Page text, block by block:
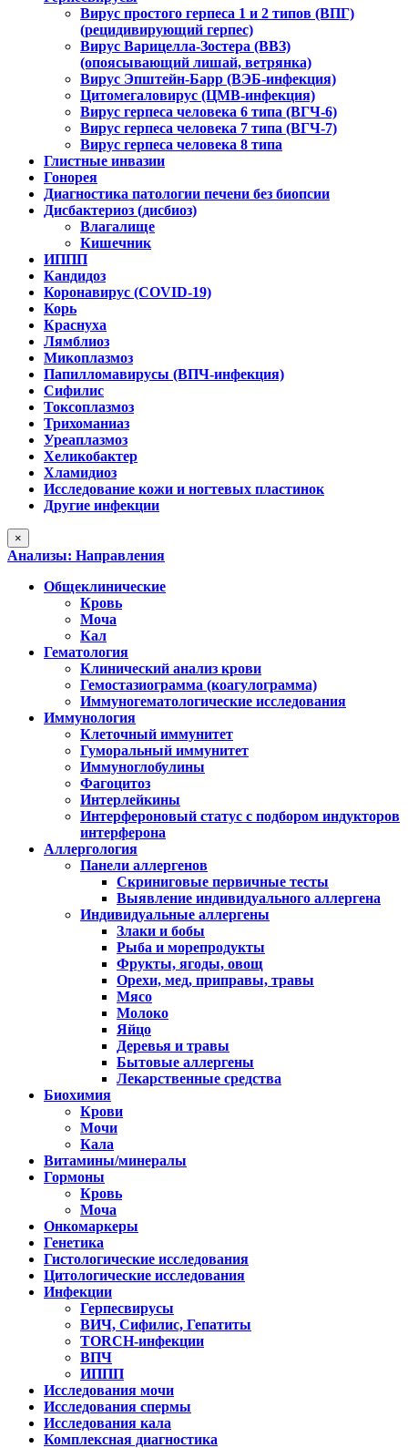
Вирус простого герпеса 1 и 2 типов (ВПГ)
(рецидивирующий герпес)
Вирус Варицелла-Зостера (ВВЗ)
(опоясывающий лишай, ветрянка)
Вирус Эпштейн-Барр (ВЭБ-инфекция)
Цитомегаловирус (ЦМВ-инфекция)
Вирус герпеса человека 6 типа (ВГЧ-6)
Вирус герпеса человека 7 типа (ВГЧ-7)
Вирус герпеса человека 8 типа
Глистные инвазии
Гонорея
Диагностика патологии печени без биопсии
Дисбактериоз (дисбиоз)
Влагалище
Кишечник
ИППП
Кандидоз
Коронавирус (COVID-19)
Корь
Краснуха
Лямблиоз
Микоплазмоз
Папилломавирусы (ВПЧ-инфекция)
Сифилис
Токсоплазмоз
Трихоманиаз
Уреаплазмоз
Хеликобактер
Хламидиоз
Исследование кожи и ногтевых пластинок
Другие инфекции
×
Анализы: Направления
Общеклинические
Кровь
Моча
Кал
Гематология
Клинический анализ крови
Гемостазиограмма (коагулограмма)
Иммуногематологические исследования
Иммунология
Клеточный иммунитет
Гуморальный иммунитет
Иммуноглобулины
Фагоцитоз
Интерлейкины
Интерфероновый статус с подбором индукторов
интерферона
Аллергология
Панели аллергенов
Скриниговые первичные тесты
Выявление индивидуального аллергена
Индивидуальные аллергены
Злаки и бобы
Рыба и морепродукты
Фрукты, ягоды, овощ
Орехи, мед, приправы, травы
Мясо
Молоко
Яйцо
Деревья и травы
Бытовые аллергены
Лекарственные средства
Биохимия
Крови
Мочи
Кала
Витамины/минералы
Гормоны
Кровь
Моча
Онкомаркеры
Генетика
Гистологические исследования
Цитологические исследования
Инфекции
Герпесвирусы
ВИЧ, Сифилис, Гепатиты
TORCH-инфекции
ВПЧ
ИППП
Исследования мочи
Исследования спермы
Исследования кала
Комплексная диагностика